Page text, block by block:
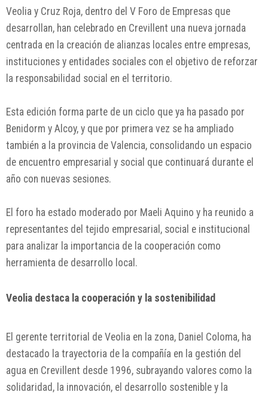
Veolia y Cruz Roja, dentro del V Foro de Empresas que
desarrollan, han celebrado en Crevillent una nueva jornada
centrada en la creación de alianzas locales entre empresas,
instituciones y entidades sociales con el objetivo de reforzar
la responsabilidad social en el territorio.
Esta edición forma parte de un ciclo que ya ha pasado por
Benidorm y Alcoy, y que por primera vez se ha ampliado
también a la provincia de Valencia, consolidando un espacio
de encuentro empresarial y social que continuará durante el
año con nuevas sesiones.
El foro ha estado moderado por Maeli Aquino y ha reunido a
representantes del tejido empresarial, social e institucional
para analizar la importancia de la cooperación como
herramienta de desarrollo local.
Veolia destaca la cooperación y la sostenibilidad
El gerente territorial de Veolia en la zona, Daniel Coloma, ha
destacado la trayectoria de la compañía en la gestión del
agua en Crevillent desde 1996, subrayando valores como la
solidaridad, la innovación, el desarrollo sostenible y la